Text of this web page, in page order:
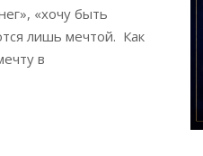
«хочу быть
лишь мечтой. Как
в